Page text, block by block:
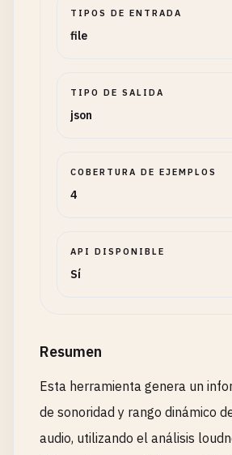
TIPOS DE ENTRADA
file
TIPO DE SALIDA
json
COBERTURA DE EJEMPLOS
4
API DISPONIBLE
Sí
Resumen
Esta herramienta genera un
de sonoridad y rango dinámico
audio, utilizando el análisis